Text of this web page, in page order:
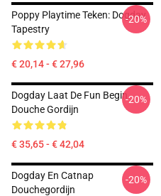
Poppy Playtime Teken: Dogday
Tapestry
€ 20,14 - € 27,96
-20%
Dogday Laat De Fun Begin
Douche Gordijn
€ 35,65 - € 42,04
-20%
Dogday En Catnap
Douchegordijn
-20%